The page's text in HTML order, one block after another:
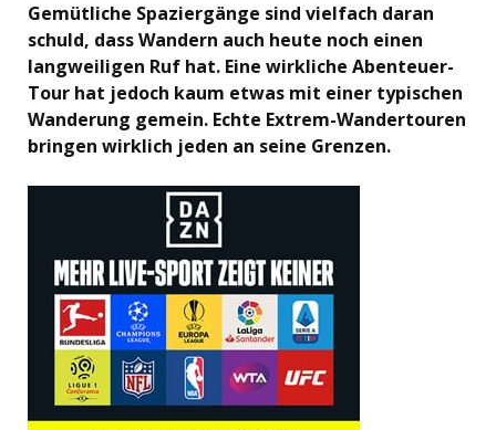
Gemütliche Spaziergänge sind vielfach daran
schuld, dass Wandern auch heute noch einen
langweiligen Ruf hat. Eine wirkliche Abenteuer-
Tour hat jedoch kaum etwas mit einer typischen
Wanderung gemein. Echte Extrem-Wandertouren
bringen wirklich jeden an seine Grenzen.